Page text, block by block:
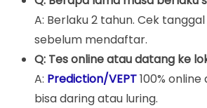
A: Berlaku 2 tahun. Cek
sebelum mendaftar.
Q: Tes online atau datang ke
A: Prediction/VEPT100%
bisa daring atau luring.